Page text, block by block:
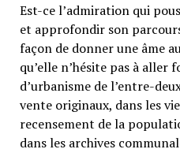
Est-ce l’admiration qui
et approfondir son
façon de donner une âme
qu’elle n’hésite pas à aller
d’urbanisme de l’entre-
vente originaux, dans les
recensement de la
dans les archives